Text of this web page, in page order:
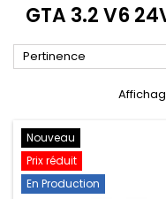
GTA 3.2 V6
Pertinence
Nouveau
Prix réduit
En Production